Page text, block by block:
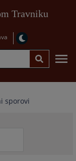
Travniku
sporovi